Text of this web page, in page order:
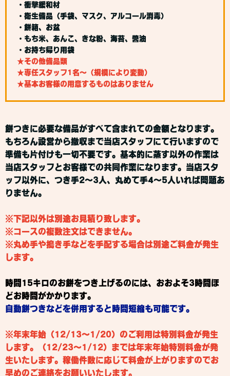
・衝撃緩和材
・衛生備品（手袋、マスク、アルコール消毒）
・餅箱、お盆
・もち米、あんこ、きな粉、海苔、醬油
・お持ち帰り用袋
★その他備品類
★専任スタッフ1名～（規模により変動）
★基本お客様の用意するものはありません
餅つきに必要な備品がすべて含まれての金額となります。
もちろん設営から撤収まで当店スタッフにて行いますので
準備も片付けも一切不要です。基本的に蒸す以外の作業は
当店スタッフとお客様での共同作業になります。当店スタ
ッフ以外に、つき手2～3人、丸めて手4～5人いれば問題あ
りません。
※下記以外は別途お見積り致します。
※コースの複数注文はできません。
※丸め手や搗き手などを手配する場合は別途ご料金が発生
します。
時間15キロのお餅をつき上げるのには、おおよそ3時間ほ
どお時間がかかります。
自動餅つきなどを併用すると時間短縮も可能です。
※年末年始（12/13〜1/20）のご利用は特別料金が発生
します。（12/23～1/12）までは年末年始特別料金が発
生いたします。 稼働件数に応じて料金が上がりますのでお
早めのご連絡をお願いいたします。